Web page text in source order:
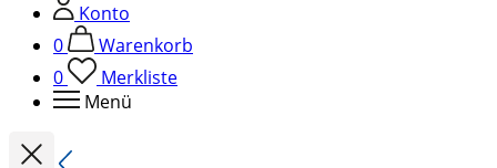
Konto
0
Warenkorb
0
Merkliste
Menü